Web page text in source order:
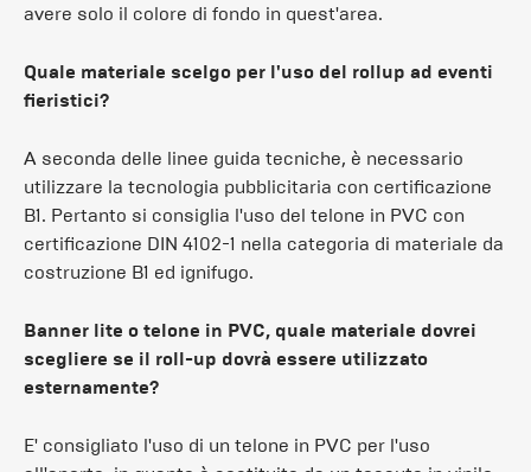
avere solo il colore di fondo in quest'area.
Quale materiale scelgo per l'uso del rollup ad eventi
fieristici?
A seconda delle linee guida tecniche, è necessario
utilizzare la tecnologia pubblicitaria con certificazione
B1. Pertanto si consiglia l'uso del telone in PVC con
certificazione DIN 4102-1 nella categoria di materiale da
costruzione B1 ed ignifugo.
Banner lite o telone in PVC, quale materiale dovrei
scegliere se il roll-up dovrà essere utilizzato
esternamente?
E' consigliato l'uso di un telone in PVC per l'uso